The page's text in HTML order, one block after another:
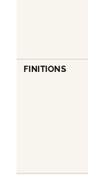
FINITIONS